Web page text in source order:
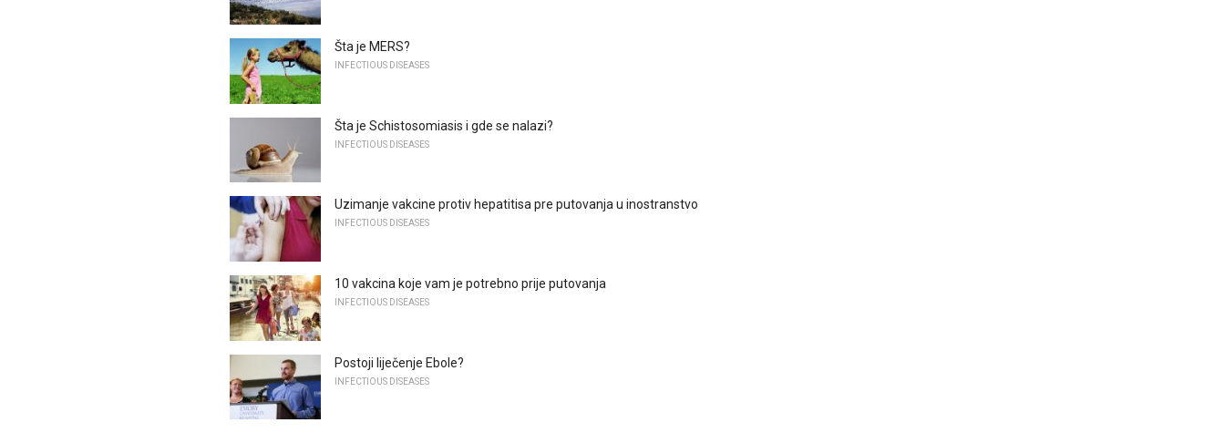
Šta je MERS?
INFECTIOUS DISEASES
Šta je Schistosomiasis i gde se nalazi?
INFECTIOUS DISEASES
Uzimanje vakcine protiv hepatitisa pre putovanja u inostranstvo
INFECTIOUS DISEASES
10 vakcina koje vam je potrebno prije putovanja
INFECTIOUS DISEASES
Postoji liječenje Ebole?
INFECTIOUS DISEASES